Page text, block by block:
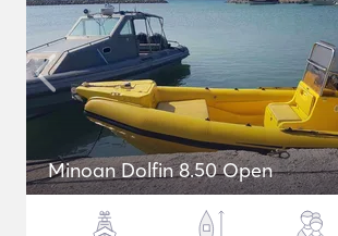
Minoan Dolfin 8.50 Open